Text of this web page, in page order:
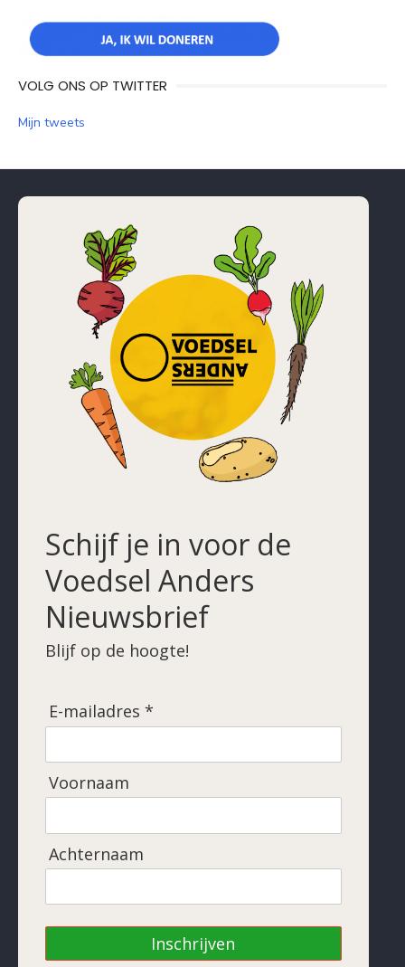
VOLG ONS OP TWITTER
Mijn tweets
Schijf je in voor de
Voedsel Anders
Nieuwsbrief
Blijf op de hoogte!
E-mailadres *
Voornaam
Achternaam
Inschrijven